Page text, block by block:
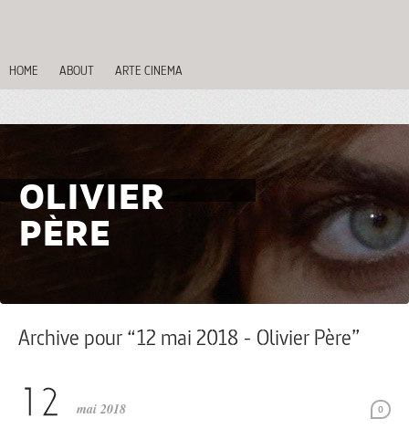
HOME ABOUT ARTE CINEMA
OLIVIER
PÈRE
Archive pour “12 mai 2018 - Olivier Père”
0
mai 2018